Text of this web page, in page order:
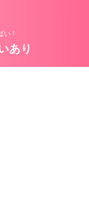
い！
あり